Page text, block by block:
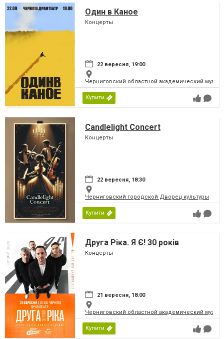
Один в Каное
Концерты
22 вересня, 19:00
Черниговский областной академический
Купити
Candlelight Concert
Концерты
22 вересня, 18:30
Черниговский городской Дворец культуры
Купити
Друга Ріка. Я Є! 30 років
Концерты
21 вересня, 18:00
Черниговский областной академический
Купити